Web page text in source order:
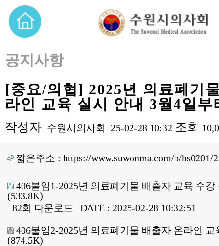
공지사항
[중요/의협] 2025년 의료폐기
라인 교육 실시 안내 3월4일부
작성자 수원시의사회 25-02-28 10:32 조회
짧은주소 : https://www.suwonma.com/b/hs0201/
406붙임1-2025년 의료폐기물 배출자 교육 수강
(533.8K)
82회 다운로드
DATE : 2025-02-28 10:32:51
406붙임2-2025년 의료폐기물 배출자 온라인
(874.5K)